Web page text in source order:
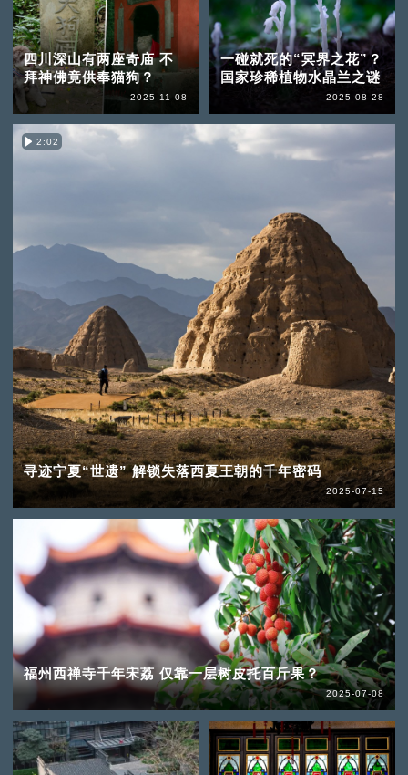
四川深山有两座奇庙 不
拜神佛竟供奉猫狗？
2025-11-08
一碰就死的“冥界之花”？
国家珍稀植物水晶兰之谜
2025-08-28
2:02
寻迹宁夏“世遗” 解锁失落西夏王朝的千年密码
2025-07-15
福州西禅寺千年宋荔 仅靠一层树皮托百斤果？
2025-07-08